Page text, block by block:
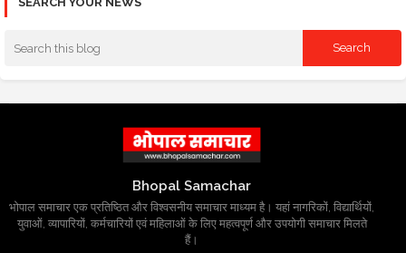
Bhopal Samachar
भोपाल समाचार एक प्रतिष्ठित और विश्वसनीय समाचार माध्यम है। यहां नागरिकों, विद्यार्थियों,
युवाओं, व्यापारियों, कर्मचारियों एवं महिलाओं के लिए महत्वपूर्ण और उपयोगी समाचार मिलते
हैं।